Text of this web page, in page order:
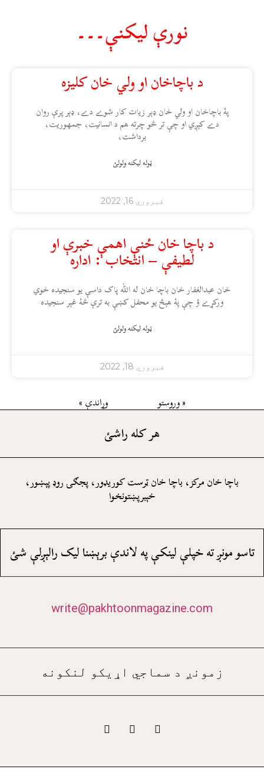
نورې ليکنې۔۔۔
د باچاخان او ولي خان کليزه
پۀ باچاخان او ولي خان ډېر زيات کار شوے دے، ډېر پرې روان
دے کېږي او چې تر څو چرته هم د انسانيت، جمهوريت،
برداشت،
ټوله ليکنه ولولئ
فبروري 16, 2022
د باچا خان ځنې اهمې خبرې او
لطيفې – انتخاب : اداره
خان عبدالغفار خان باچا خان له الله پاک داسې يو سنجيده خوي
ورکړے ؤ چې پۀ هېڅ يو محفل کښې به ترې څۀ غېر سنجيده
ټوله ليکنه ولولئ
فبروري 18, 2022
« وروستو وړاندې »
هر کله راشئ
باچا خان مرکز، باچا خان ټرست کوريډور، پجګۍ روډ پېښور،
خېبرپښتونخوا
تاسو مونږ ته خپلې لينکې په لاندې برېښنا ليک رالېږلې شئ
write@pakhtoonmagazine.com
زمونږ د سماجي اړيکو لنکونه